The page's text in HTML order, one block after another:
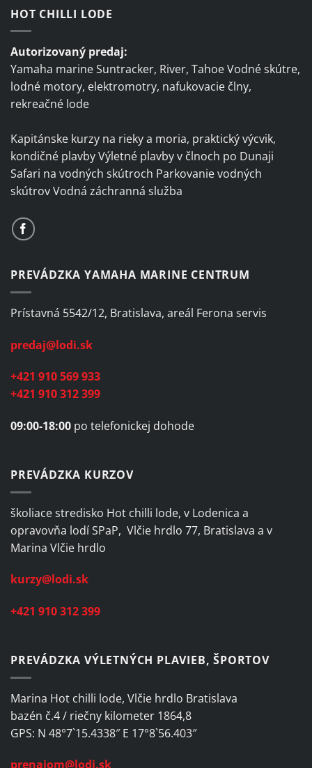
HOT CHILLI LODE
Autorizovaný predaj:
Yamaha marine Suntracker, River, Tahoe Vodné skútre,
lodné motory, elektromotry, nafukovacie člny,
rekreačné lode
Kapitánske kurzy na rieky a moria, praktický výcvik,
kondičné plavby Výletné plavby v člnoch po Dunaji
Safari na vodných skútroch Parkovanie vodných
skútrov Vodná záchranná služba
PREVÁDZKA YAMAHA MARINE CENTRUM
Prístavná 5542/12, Bratislava, areál Ferona servis
predaj@lodi.sk
+421 910 569 933
+421 910 312 399
09:00-18:00 po telefonickej dohode
PREVÁDZKA KURZOV
školiace stredisko Hot chilli lode, v Lodenica a
opravovňa lodí SPaP, Vlčie hrdlo 77, Bratislava a v
Marina Vlčie hrdlo
kurzy@lodi.sk
+421 910 312 399
PREVÁDZKA VÝLETNÝCH PLAVIEB, ŠPORTOV
Marina Hot chilli lode, Vlčie hrdlo Bratislava
bazén č.4 / riečny kilometer 1864,8
GPS: N 48°7`15.4338″ E 17°8`56.403″
prenajom@lodi.sk